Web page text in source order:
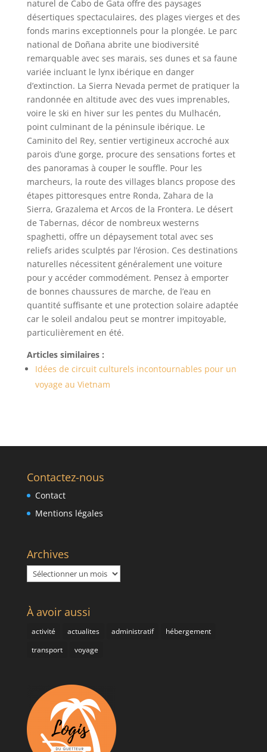
naturel de Cabo de Gata offre des paysages
désertiques spectaculaires, des plages vierges et des
fonds marins exceptionnels pour la plongée. Le parc
national de Doñana abrite une biodiversité
remarquable avec ses marais, ses dunes et sa faune
variée incluant le lynx ibérique en danger
d’extinction. La Sierra Nevada permet de pratiquer la
randonnée en altitude avec des vues imprenables,
voire le ski en hiver sur les pentes du Mulhacén,
point culminant de la péninsule ibérique. Le
Caminito del Rey, sentier vertigineux accroché aux
parois d’une gorge, procure des sensations fortes et
des panoramas à couper le souffle. Pour les
marcheurs, la route des villages blancs propose des
étapes pittoresques entre Ronda, Zahara de la
Sierra, Grazalema et Arcos de la Frontera. Le désert
de Tabernas, décor de nombreux westerns
spaghetti, offre un dépaysement total avec ses
reliefs arides sculptés par l’érosion. Ces destinations
naturelles nécessitent généralement une voiture
pour y accéder commodément. Pensez à emporter
de bonnes chaussures de marche, de l’eau en
quantité suffisante et une protection solaire adaptée
car le soleil andalou peut se montrer impitoyable,
particulièrement en été.
Articles similaires :
Idées de circuit culturels incontournables pour un
voyage au Vietnam
Contactez-nous
Contact
Mentions légales
Archives
Archives
À avoir aussi
activité actualites administratif
hébergement
transport
voyage